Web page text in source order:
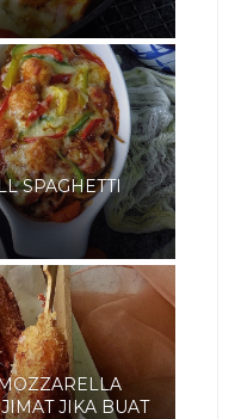
SPAGHETTI
JIKA BUAT